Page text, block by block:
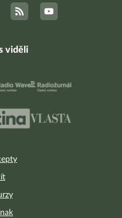
viděli